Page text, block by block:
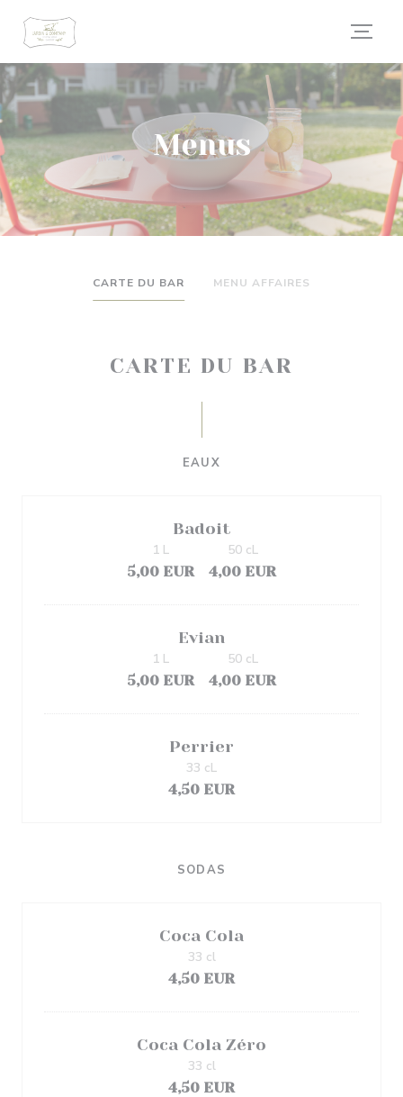
Menus
CARTE DU BAR MENU AFFAIRES
CARTE DU BAR
EAUX
Badoit
5,00 EUR
1 L
4,00 EUR
50 cL
Evian
5,00 EUR
1 L
4,00 EUR
50 cL
Perrier
4,50 EUR
33 cL
SODAS
Coca Cola
4,50 EUR
33 cl
Coca Cola Zéro
4,50 EUR
33 cl